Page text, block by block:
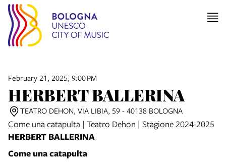
February 21, 2025, 9:00 PM
HERBERT BALLERINA
TEATRO DEHON, VIA LIBIA, 59 - 40138 BOLOGNA
Come una catapulta | Teatro Dehon | Stagione 2024-2025
HERBERT BALLERINA
Come una catapulta